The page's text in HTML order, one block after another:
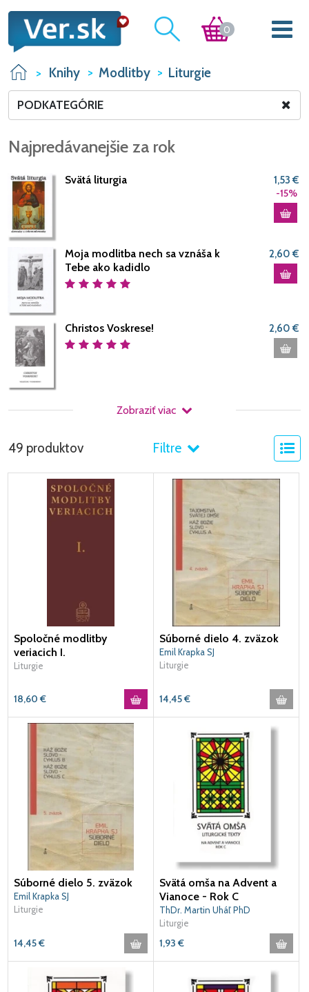
0
Knihy Modlitby Liturgie
PODKATEGÓRIE
Najpredávanejšie za rok
Svätá liturgia
1,53 €
-15%
Moja modlitba nech sa vznáša k
Tebe ako kadidlo
2,60 €
Christos Voskrese! 2,60 €
Zobraziť viac
49 produktov Filtre
Spoločné modlitby
veriacich I.
Liturgie
18,60 €
Súborné dielo 4. zväzok
Emil Krapka SJ
Liturgie
14,45€
Súborné dielo 5. zväzok
Emil Krapka SJ
Liturgie
14,45€
Svätá omša na Advent a
Vianoce - Rok C
ThDr. Martin Uháľ PhD
Liturgie
1,93 €